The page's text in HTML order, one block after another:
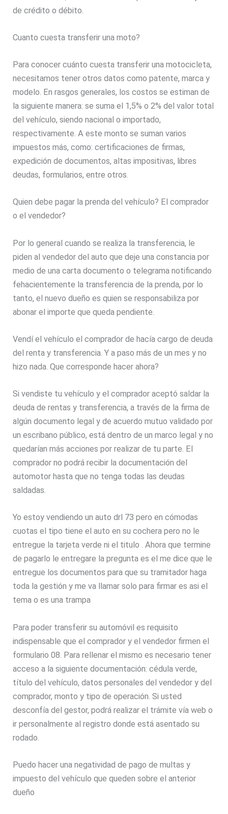
de crédito o débito.
Cuanto cuesta transferir una moto?
Para conocer cuánto cuesta transferir una motocicleta,
necesitamos tener otros datos como patente, marca y
modelo. En rasgos generales, los costos se estiman de
la siguiente manera: se suma el 1,5% o 2% del valor total
del vehículo, siendo nacional o importado,
respectivamente. A este monto se suman varios
impuestos más, como: certificaciones de firmas,
expedición de documentos, altas impositivas, libres
deudas, formularios, entre otros.
Quien debe pagar la prenda del vehículo? El comprador
o el vendedor?
Por lo general cuando se realiza la transferencia, le
piden al vendedor del auto que deje una constancia por
medio de una carta documento o telegrama notificando
fehacientemente la transferencia de la prenda, por lo
tanto, el nuevo dueño es quien se responsabiliza por
abonar el importe que queda pendiente.
Vendí el vehículo el comprador de hacía cargo de deuda
del renta y transferencia. Y a paso más de un mes y no
hizo nada. Que corresponde hacer ahora?
Si vendiste tu vehículo y el comprador aceptó saldar la
deuda de rentas y transferencia, a través de la firma de
algún documento legal y de acuerdo mutuo validado por
un escribano público, está dentro de un marco legal y no
quedarían más acciones por realizar de tu parte. El
comprador no podrá recibir la documentación del
automotor hasta que no tenga todas las deudas
saldadas.
Yo estoy vendiendo un auto drl 73 pero en cómodas
cuotas el tipo tiene el auto en su cochera pero no le
entregue la tarjeta verde ni el titulo . Ahora que termine
de pagarlo le entregare la pregunta es el me dice que le
entregue los documentos para que su tramitador haga
toda la gestión y me va llamar solo para firmar es asi el
tema o es una trampa
Para poder transferir su automóvil es requisito
indispensable que el comprador y el vendedor firmen el
formulario 08. Para rellenar el mismo es necesario tener
acceso a la siguiente documentación: cédula verde,
título del vehículo, datos personales del vendedor y del
comprador, monto y tipo de operación. Si usted
desconfía del gestor, podrá realizar el trámite vía web o
ir personalmente al registro donde está asentado su
rodado.
Puedo hacer una negatividad de pago de multas y
impuesto del vehículo que queden sobre el anterior
dueño